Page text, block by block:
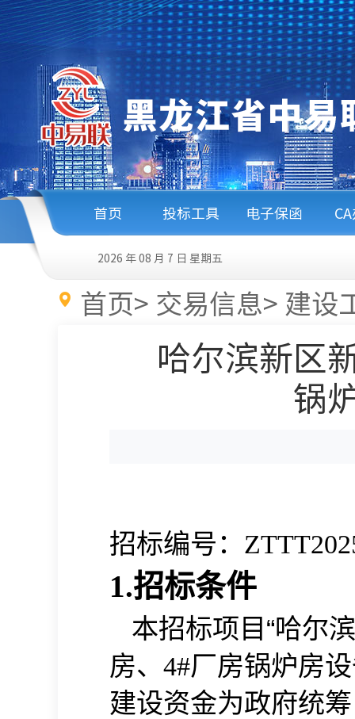
首页 投标工具 电子保函
2026 年 08 月 7 日 星期五
首页> 交易信息> 建设
哈尔滨新区
锅
招标编号：
1.招标条件
本招标项目 “哈尔
房、 4#厂房锅炉房
建设资金为政府统筹